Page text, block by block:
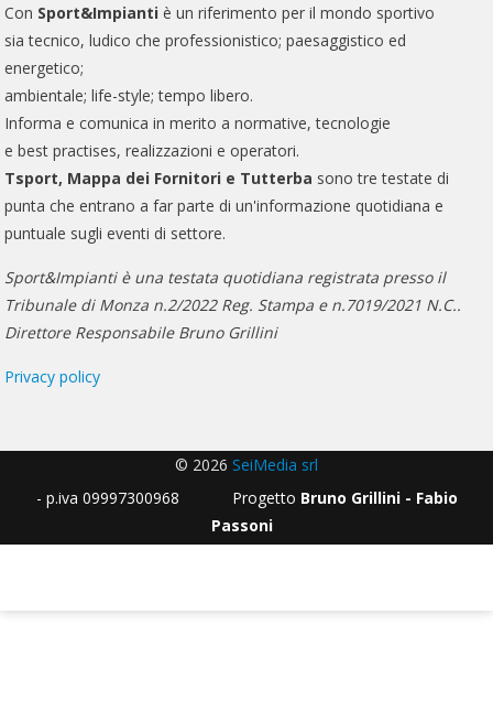
Con Sport&Impianti è un riferimento per il mondo sportivo
sia tecnico, ludico che professionistico; paesaggistico ed
energetico;
ambientale; life-style; tempo libero.
Informa e comunica in merito a normative, tecnologie
e best practises, realizzazioni e operatori.
Tsport, Mappa dei Fornitori e Tutterba sono tre testate di
punta che entrano a far parte di un'informazione quotidiana e
puntuale sugli eventi di settore.
Sport&Impianti è una testata quotidiana registrata presso il
Tribunale di Monza n.2/2022 Reg. Stampa e n.7019/2021 N.C..
Direttore Responsabile Bruno Grillini
Privacy policy
© 2026 SeiMedia srl
- p.iva 09997300968 Progetto Bruno Grillini - Fabio
Passoni